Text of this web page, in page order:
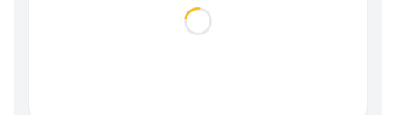
Loading...